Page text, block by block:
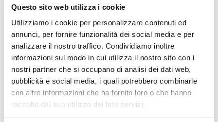
Questo sito web utilizza i cookie
Utilizziamo i cookie per personalizzare contenuti ed
annunci, per fornire funzionalità dei social media e per
analizzare il nostro traffico. Condividiamo inoltre
informazioni sul modo in cui utilizza il nostro sito con i
nostri partner che si occupano di analisi dei dati web,
pubblicità e social media, i quali potrebbero combinarle
con altre informazioni che ha fornito loro o che hanno
raccolto dal suo utilizzo dei loro servizi.
Se sei studente della scuola utilizza il coupon
"CPVIDEOPILLOLA" in fase di checkout per azzerare
il costo della VideoPillola
AGGIUNGI AL CARRELLO